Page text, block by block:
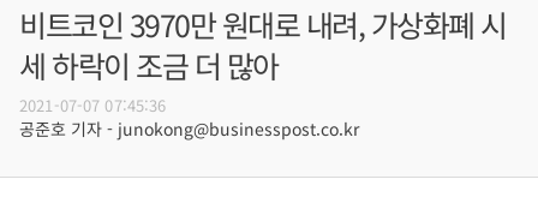
비트코인 3970만 원대로 내려, 가상화폐 시
세 하락이 조금 더 많아
2021-07-07 07:45:36
공준호 기자 - junokong@businesspost.co.kr